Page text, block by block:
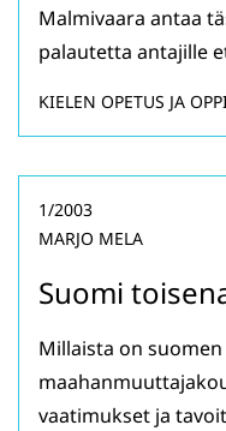
Malmivaara antaa
palautetta antajille
KIELEN OPETUS JA
Suomi
1/2003
MARJO MELA
Millaista on
vaatimukset ja